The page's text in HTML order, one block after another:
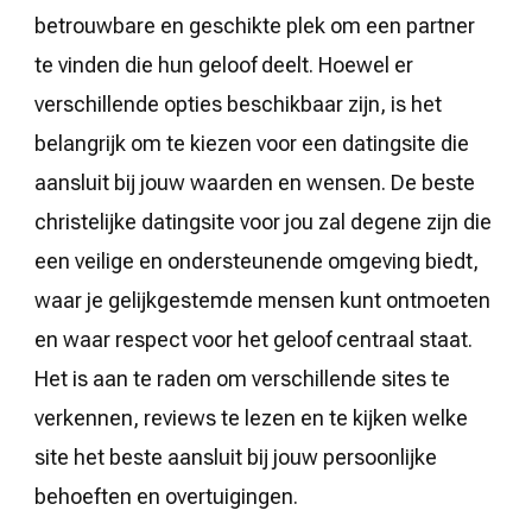
betrouwbare en geschikte plek om een partner
te vinden die hun geloof deelt. Hoewel er
verschillende opties beschikbaar zijn, is het
belangrijk om te kiezen voor een datingsite die
aansluit bij jouw waarden en wensen. De beste
christelijke datingsite voor jou zal degene zijn die
een veilige en ondersteunende omgeving biedt,
waar je gelijkgestemde mensen kunt ontmoeten
en waar respect voor het geloof centraal staat.
Het is aan te raden om verschillende sites te
verkennen, reviews te lezen en te kijken welke
site het beste aansluit bij jouw persoonlijke
behoeften en overtuigingen.